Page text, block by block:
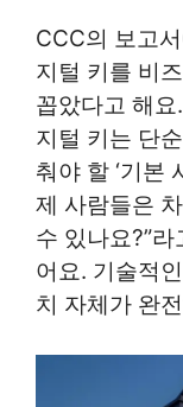
CCC의 보고
지털 키를 비
꼽았다고 해
지털 키는 단
춰야 할 ‘기본
제 사람들은
수 있나요?”
어요. 기술적
치 자체가 완